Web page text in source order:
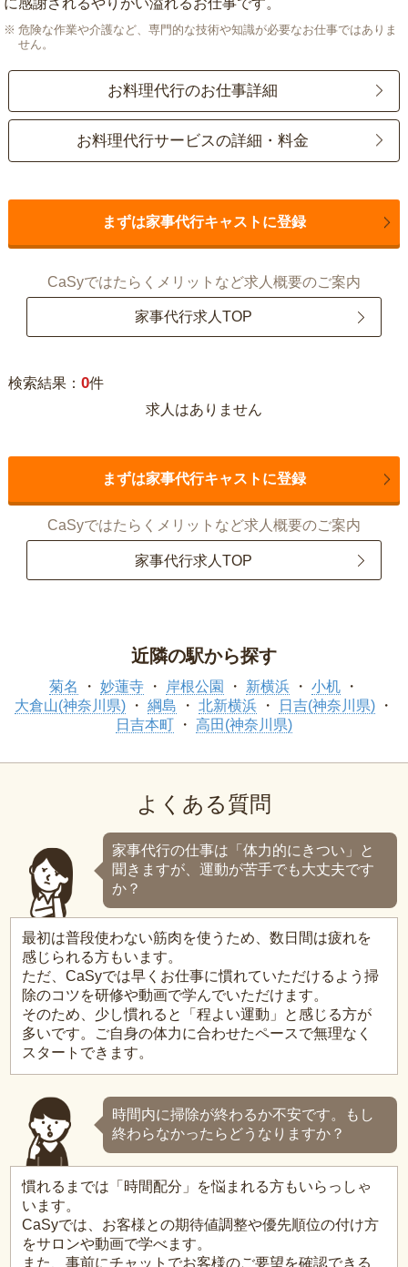
に感謝されるやりがい溢れるお仕事です。
危険な作業や介護など、専門的な技術や知識が必要なお仕事ではありま
せん。
お料理代行のお仕事詳細
お料理代行サービスの詳細・料金
まずは家事代行キャストに登録
CaSyではたらくメリットなど求人概要のご案内
家事代行求人TOP
検索結果： 0件
求人はありません
まずは家事代行キャストに登録
CaSyではたらくメリットなど求人概要のご案内
家事代行求人TOP
近隣の駅から探す
菊名 妙蓮寺 岸根公園 新横浜
小机
大倉山(神奈川県)
綱島 北新横浜
日吉(神奈川県)
日吉本町
高田(神奈川県)
よくある質問
家事代行の仕事は「体力的にきつい」と
聞きますが、運動が苦手でも大丈夫です
か？
最初は普段使わない筋肉を使うため、数日間は疲れを
感じられる方もいます。
ただ、CaSyでは早くお仕事に慣れていただけるよう掃
除のコツを研修や動画で学んでいただけます。
そのため、少し慣れると「程よい運動」と感じる方が
多いです。ご自身の体力に合わせたペースで無理なく
スタートできます。
時間内に掃除が終わるか不安です。もし
終わらなかったらどうなりますか？
慣れるまでは「時間配分」を悩まれる方もいらっしゃ
います。
CaSyでは、お客様との期待値調整や優先順位の付け方
をサロンや動画で学べます。
また、事前にチャットでお客様のご要望を確認できる